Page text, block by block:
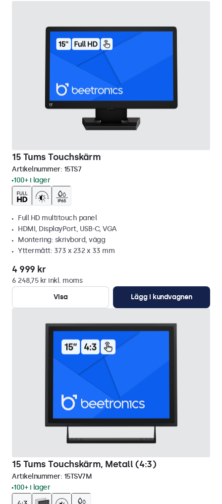
15 Tums Touchskärm
Artikelnummer: 15TS7
100+ i lager
Full HD multitouch panel
HDMI, DisplayPort, USB-C, VGA
Montering: skrivbord, vägg
Yttermått: 373 x 232 x 33 mm
4 999 kr
6 248,75 kr inkl. moms
Visa
Lägg i kundvagnen
15 Tums Touchskärm, Metall (4:3)
Artikelnummer: 15TSV7M
100+ i lager